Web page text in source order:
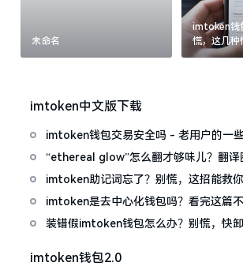
未命名
imtoken钱
慌，这几种
imtoken中文版下载
imtoken钱包交易安全吗 - 老用户的一
“ethereal glow”怎么翻才够味儿？翻译
的私房话
imtoken助记词忘了？别慌，这招能救你
imtoken是去中心化钱包吗？看完这篇
装错假imtoken钱包怎么办？别慌，快卸
imtoken钱包2.0